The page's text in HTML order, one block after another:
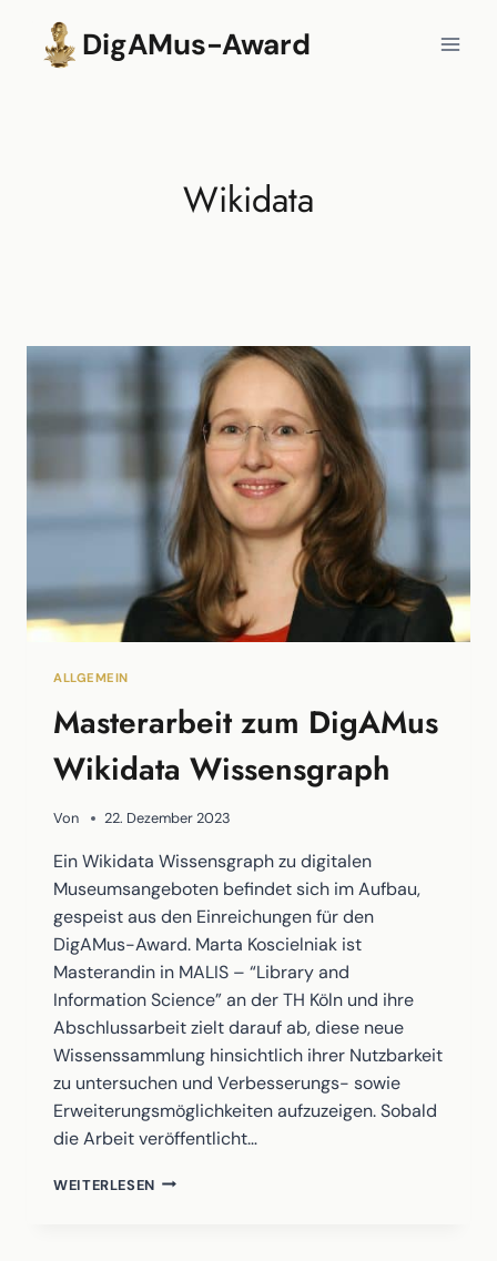
springen
DigAMus-Award
Wikidata
ALLGEMEIN
Masterarbeit zum DigAMus
Wikidata Wissensgraph
Von 22. Dezember 2023
Ein Wikidata Wissensgraph zu digitalen
Museumsangeboten befindet sich im Aufbau,
gespeist aus den Einreichungen für den
DigAMus-Award. Marta Koscielniak ist
Masterandin in MALIS – “Library and
Information Science” an der TH Köln und ihre
Abschlussarbeit zielt darauf ab, diese neue
Wissenssammlung hinsichtlich ihrer Nutzbarkeit
zu untersuchen und Verbesserungs- sowie
Erweiterungsmöglichkeiten aufzuzeigen. Sobald
die Arbeit veröffentlicht…
WEITERLESEN MASTERARBEIT